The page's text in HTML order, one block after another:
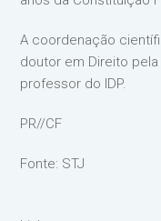
A coordenação
doutor em Direito
professor do IDP.
PR//CF
Fonte: STJ